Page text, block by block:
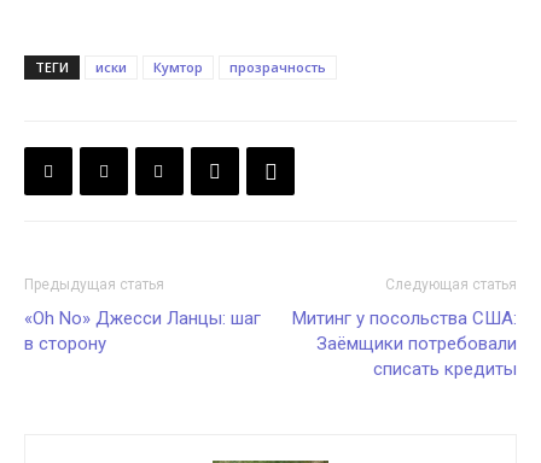
ТЕГИ иски Кумтор прозрачность
Предыдущая статья
«Oh No» Джесси Ланцы: шаг
в сторону
Следующая статья
Митинг у посольства США:
Заёмщики потребовали
списать кредиты